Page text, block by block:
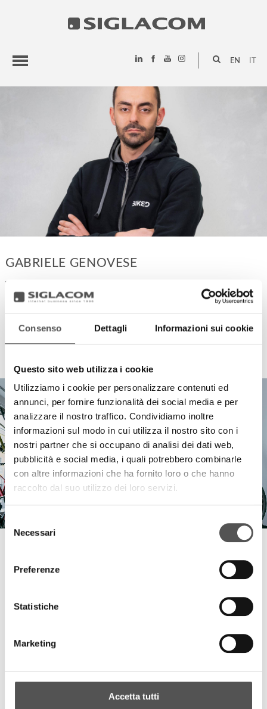
Consenso Dettagli Informazioni sui cookie
Questo sito web utilizza i cookie
Utilizziamo i cookie per personalizzare contenuti ed
annunci, per fornire funzionalità dei social media e per
analizzare il nostro traffico. Condividiamo inoltre
informazioni sul modo in cui utilizza il nostro sito con i
nostri partner che si occupano di analisi dei dati web,
pubblicità e social media, i quali potrebbero combinarle
con altre informazioni che ha fornito loro o che hanno
raccolto dal suo utilizzo dei loro servizi.
Selezione
delNecessari
Preferenze
Statistiche
Marketing
Accetta tutti
EN
GABRIELE GENOVESE
HIGHLIGHTS
PROJECTS